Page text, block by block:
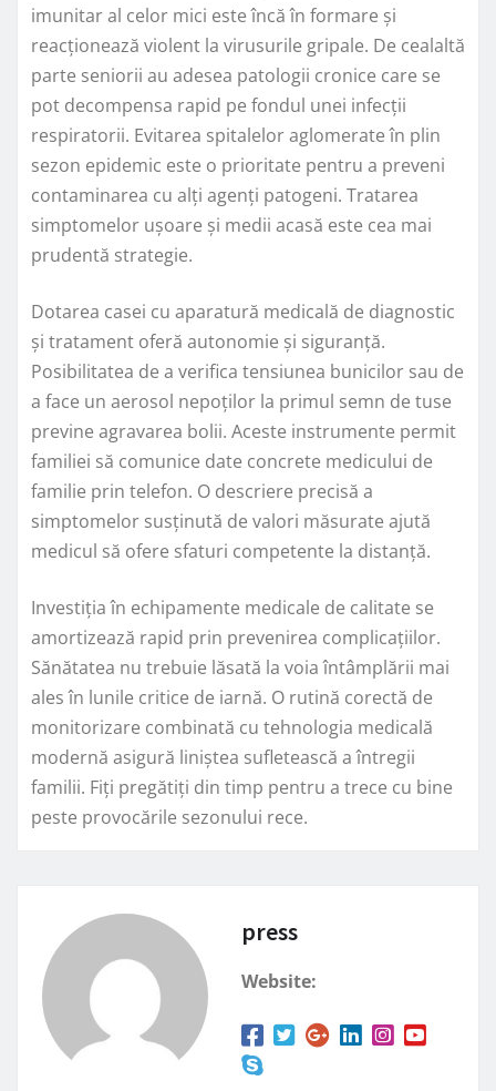
imunitar al celor mici este încă în formare și
reacționează violent la virusurile gripale. De cealaltă
parte seniorii au adesea patologii cronice care se
pot decompensa rapid pe fondul unei infecții
respiratorii. Evitarea spitalelor aglomerate în plin
sezon epidemic este o prioritate pentru a preveni
contaminarea cu alți agenți patogeni. Tratarea
simptomelor ușoare și medii acasă este cea mai
prudentă strategie.
Dotarea casei cu aparatură medicală de diagnostic
și tratament oferă autonomie și siguranță.
Posibilitatea de a verifica tensiunea bunicilor sau de
a face un aerosol nepoților la primul semn de tuse
previne agravarea bolii. Aceste instrumente permit
familiei să comunice date concrete medicului de
familie prin telefon. O descriere precisă a
simptomelor susținută de valori măsurate ajută
medicul să ofere sfaturi competente la distanță.
Investiția în echipamente medicale de calitate se
amortizează rapid prin prevenirea complicațiilor.
Sănătatea nu trebuie lăsată la voia întâmplării mai
ales în lunile critice de iarnă. O rutină corectă de
monitorizare combinată cu tehnologia medicală
modernă asigură liniștea sufletească a întregii
familii. Fiți pregătiți din timp pentru a trece cu bine
peste provocările sezonului rece.
press
Website: